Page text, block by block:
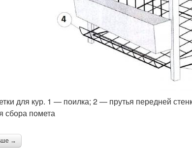
для кур. 1 — поилка; 2 — прутья передней
сбора помета
→